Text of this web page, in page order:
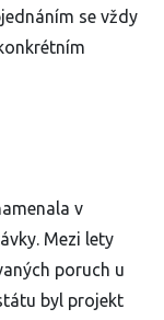
se vždy
v
Mezi lety
poruch u
byl projekt